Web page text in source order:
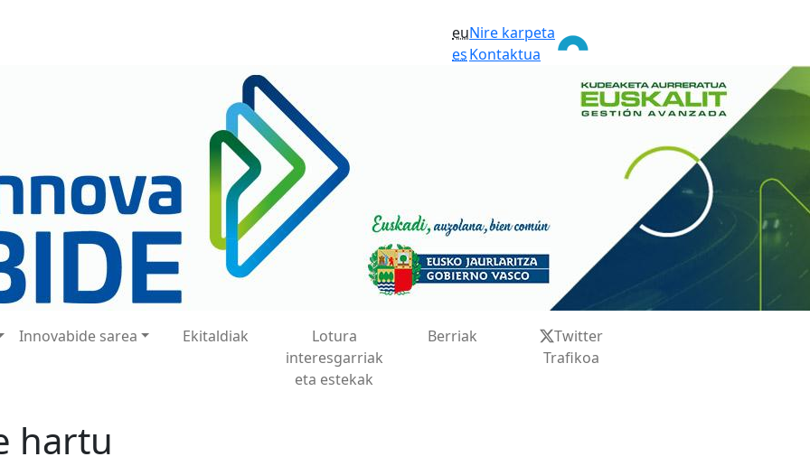
eu
es
Nire karpeta
Kontaktua
Innovabide sarea Ekitaldiak
Lotura
interesgarriak
eta estekak
Berriak
Twitter
Trafikoa
hartu